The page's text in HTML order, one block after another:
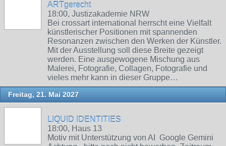
ARTgerecht
18:00, Justizakademie NRW
Bei crossart international herrscht eine Vielfalt
künstlerischer Positionen mit spannenden
Resonanzen zwischen den Werken der Künstler.
Mit der Ausstellung soll diese Breite gezeigt
werden. Eine ausgewogene Mischung aus
Malerei, Fotografie, Collagen, Fotografie und
vieles mehr kann in dieser Gruppe…
Freitag, 21. Mai 2027
LIQUID IDENTITIES
18:00, Haus 13
Motiv mit Unterstützung von AI Google Gemini